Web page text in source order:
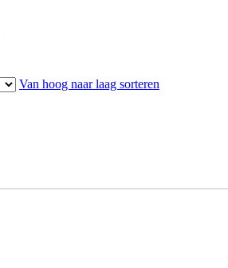
Van hoog naar laag sorteren